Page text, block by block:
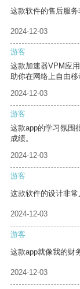
这款软件的售后服务
2024-12-03
游客
这款加速器VPM应
助你在网络上自由移
2024-12-03
游客
这款app的学习氛围
成绩。
2024-12-03
游客
这款软件的设计非常
2024-12-03
游客
这款app就像我的财
2024-12-03